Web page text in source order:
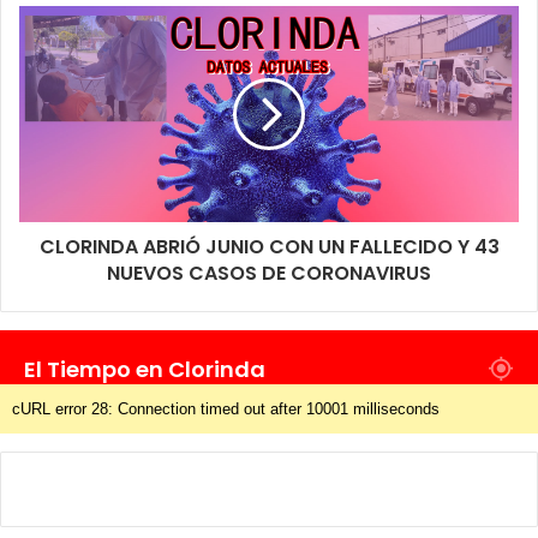
ya que luego eso es arrastrado por las bocas de tormenta y
terminan siendo un motivo de colapso en algunos lugares,
cuanto más limpio y liberado tenemos los desagües, se logra
un escurrimiento mucho más rápido, señalaba Juan Carlos
Morel Subsecretario de Obras Públicas.
CLORINDA ABRIÓ JUNIO CON UN FALLECIDO Y 43
NUEVOS CASOS DE CORONAVIRUS
El Tiempo en Clorinda
cURL error 28: Connection timed out after 10001 milliseconds